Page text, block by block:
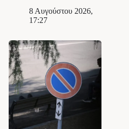
8 Αυγούστου 2026,
17:27